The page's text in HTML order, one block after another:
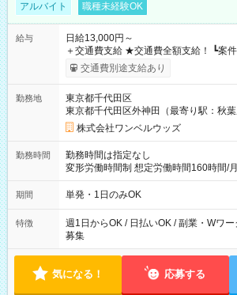
アルバイト 職種未経験OK
給与
日給13,000円～
＋交通費支給 ★交通費全額支給！ ┗案件により規定あり ★日払
いOK！（規定あり） ┗働いたその日に
ンビニATMから 日払い分を引き落とせます！ 【試用
交通費別途支給あり
勤務地
東京都千代田区
東京都千代田区外神田（最寄り駅：秋葉
株式会社ワンベルウッズ
勤務時間
勤務時間は指定なし
変形労働時間制 想定労働時間160時間/月 【シフト例】 ・8：00
～21：00
期間 単発・1日のみOK
特徴
週1日からOK / 日払いOK / 副業・Wワ
募集
気になる！ 応募する